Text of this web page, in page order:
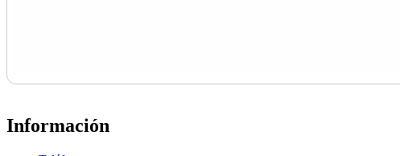
Información